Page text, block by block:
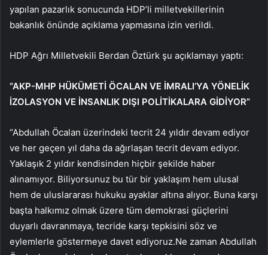
yapılan pazarlık sonucunda HDP’li milletvekillerinin
bakanlık önünde açıklama yapmasına izin verildi.
HDP Ağrı Milletvekili Berdan Öztürk şu açıklamayı yaptı:
“AKP-MHP HÜKÜMETİ ÖCALAN VE İMRALI’YA YÖNELİK
İZOLASYON VE İNSANLIK DIŞI POLİTİKALARA GİDİYOR”
“Abdullah Öcalan üzerindeki tecrit 24 yıldır devam ediyor
ve her geçen yıl daha da ağırlaşan tecrit devam ediyor.
Yaklaşık 2 yıldır kendisinden hiçbir şekilde haber
alınamıyor. Biliyorsunuz bu tür bir yaklaşım hem ulusal
hem de uluslararası hukuku ayaklar altına alıyor. Buna karşı
başta halkımız olmak üzere tüm demokrasi güçlerini
duyarlı davranmaya, tecride karşı tepkisini söz ve
eylemlerle göstermeye davet ediyoruz.Ne zaman Abdullah